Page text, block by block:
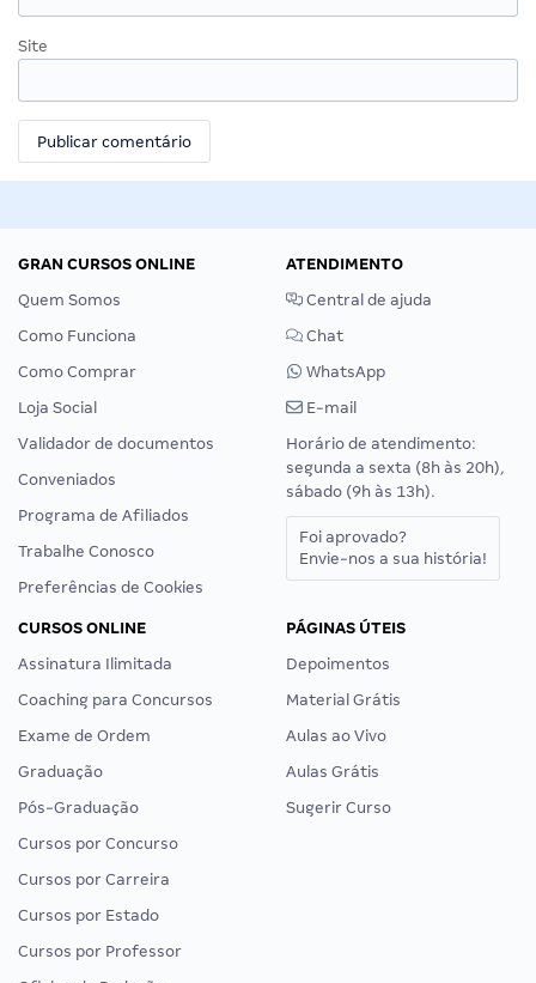
Site
GRAN CURSOS ONLINE
Quem Somos
Como Funciona
Como Comprar
Loja Social
Validador de documentos
Conveniados
Programa de Afiliados
Trabalhe Conosco
Preferências de Cookies
ATENDIMENTO
Central de ajuda
Chat
WhatsApp
E-mail
Horário de atendimento:
segunda a sexta (8h às 20h),
sábado (9h às 13h).
Foi aprovado?
Envie-nos a sua história!
CURSOS ONLINE
Assinatura Ilimitada
Coaching para Concursos
Exame de Ordem
Graduação
Pós-Graduação
Cursos por Concurso
Cursos por Carreira
Cursos por Estado
Cursos por Professor
PÁGINAS ÚTEIS
Depoimentos
Material Grátis
Aulas ao Vivo
Aulas Grátis
Sugerir Curso